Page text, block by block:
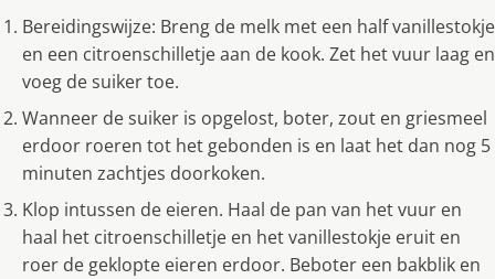
Bereidingswijze: Breng de melk met een half vanillestokje
en een citroenschilletje aan de kook. Zet het vuur laag en
voeg de suiker toe.
Wanneer de suiker is opgelost, boter, zout en griesmeel
erdoor roeren tot het gebonden is en laat het dan nog 5
minuten zachtjes doorkoken.
Klop intussen de eieren. Haal de pan van het vuur en
haal het citroenschilletje en het vanillestokje eruit en
roer de geklopte eieren erdoor. Beboter een bakblik en